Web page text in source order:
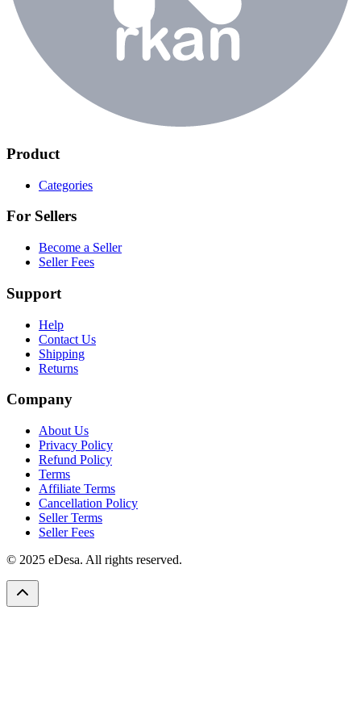
Product
Categories
For Sellers
Become a Seller
Seller Fees
Support
Help
Contact Us
Shipping
Returns
Company
About Us
Privacy Policy
Refund Policy
Terms
Affiliate Terms
Cancellation Policy
Seller Terms
Seller Fees
© 2025 eDesa. All rights reserved.